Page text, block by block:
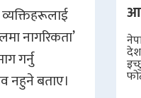
नागरिकता’
गर्नु
नहुने बताए।